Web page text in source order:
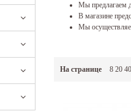
Мы предлагаем
В магазине
Мы
На странице 8 20 40